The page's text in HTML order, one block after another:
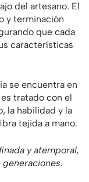
del artesano. El
y terminación
que cada
características
se encuentra en
tratado con el
la habilidad y la
tejida a mano.
y atemporal,